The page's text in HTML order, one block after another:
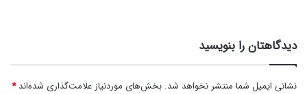
دیدگاهتان را بنویسید
نشانی ایمیل شما منتشر نخواهد شد. بخش‌های موردنیاز علامت‌گذاری شده‌اند*